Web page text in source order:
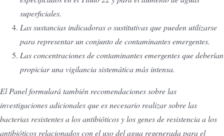
superficiales.
Las sustancias indicadoras o sustitutivas que pueden utilizarse
para representar un conjunto de contaminantes emergentes.
Las concentraciones de contaminantes emergentes que deberían
propiciar una vigilancia sistemática más intensa.
El Panel formulará también recomendaciones sobre las
investigaciones adicionales que es necesario realizar sobre las
bacterias resistentes a los antibióticos y los genes de resistencia a los
antibióticos relacionados con el uso del agua regenerada para el